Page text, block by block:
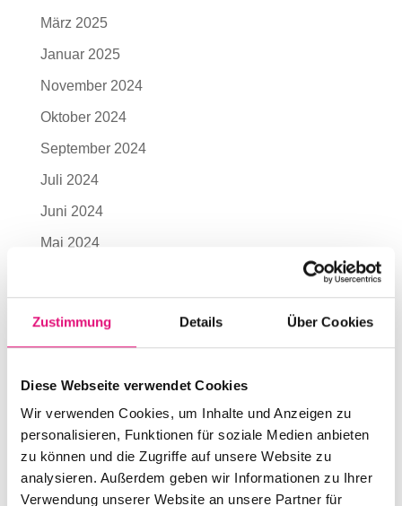
Zustimmung Details Über Cookies
Diese Webseite verwendet Cookies
Wir verwenden Cookies, um Inhalte und Anzeigen zu
personalisieren, Funktionen für soziale Medien anbieten
zu können und die Zugriffe auf unsere Website zu
analysieren. Außerdem geben wir Informationen zu Ihrer
Verwendung unserer Website an unsere Partner für
März 2025
Januar 2025
November 2024
Oktober 2024
September 2024
Juli 2024
Juni 2024
Mai 2024
Juni 2023
Mai 2023
April 2023